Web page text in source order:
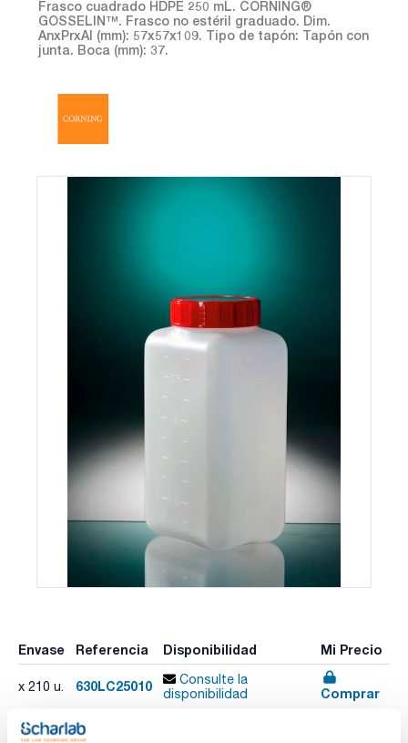
Frasco cuadrado HDPE 250 mL. CORNING®
GOSSELIN™. Frasco no estéril graduado. Dim.
AnxPrxAl (mm): 57x57x109. Tipo de tapón: Tapón con
junta. Boca (mm): 37.
Envase Referencia Disponibilidad Mi Precio
x 210 u. 630LC25010
Consulte la
disponibilidad
Comprar